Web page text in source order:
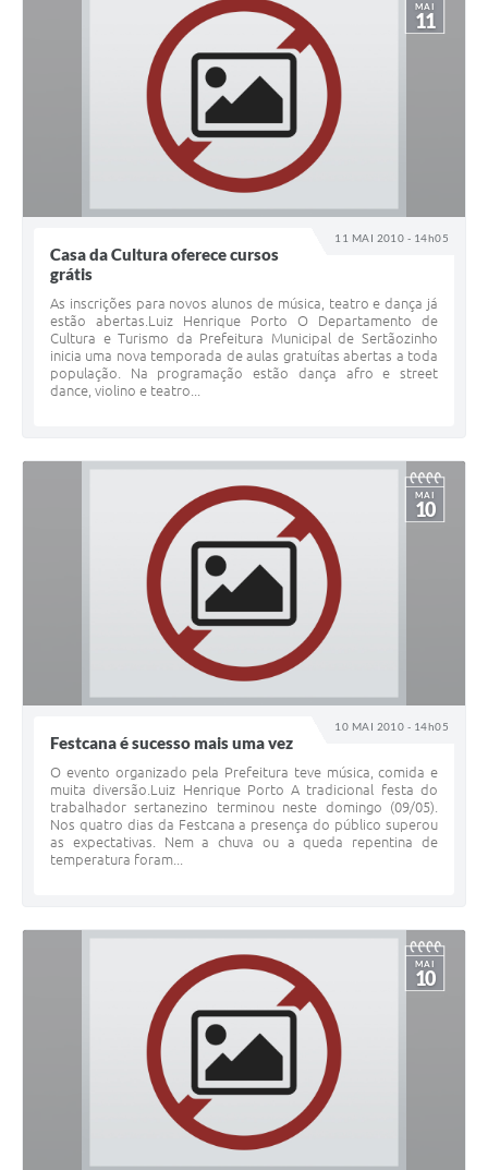
11 MAI 2010 - 14h05
MAI
11
Casa da Cultura oferece cursos
grátis
As inscrições para novos alunos de música, teatro e dança já
estão abertas.Luiz Henrique Porto O Departamento de
Cultura e Turismo da Prefeitura Municipal de Sertãozinho
inicia uma nova temporada de aulas gratuítas abertas a toda
população. Na programação estão dança afro e street
dance, violino e teatro...
10 MAI 2010 - 14h05
MAI
10
Festcana é sucesso mais uma vez
O evento organizado pela Prefeitura teve música, comida e
muita diversão.Luiz Henrique Porto A tradicional festa do
trabalhador sertanezino terminou neste domingo (09/05).
Nos quatro dias da Festcana a presença do público superou
as expectativas. Nem a chuva ou a queda repentina de
temperatura foram...
MAI
10